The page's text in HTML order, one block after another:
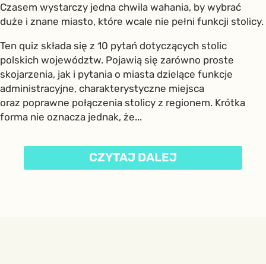
Czasem wystarczy jedna chwila wahania, by wybrać
duże i znane miasto, które wcale nie pełni funkcji stolicy.
Ten quiz składa się z 10 pytań dotyczących stolic
polskich województw. Pojawią się zarówno proste
skojarzenia, jak i pytania o miasta dzielące funkcje
administracyjne, charakterystyczne miejsca
oraz poprawne połączenia stolicy z regionem. Krótka
forma nie oznacza jednak, że...
CZYTAJ DALEJ